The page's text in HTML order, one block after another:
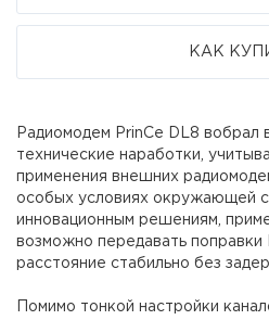
КАК
Радиомодем PrinCe DL8 вобрал
технические наработки,
применения внешних
особых условиях окружающей
инновационным решениям,
возможно передавать
расстояние стабильно без
Помимо тонкой настройки